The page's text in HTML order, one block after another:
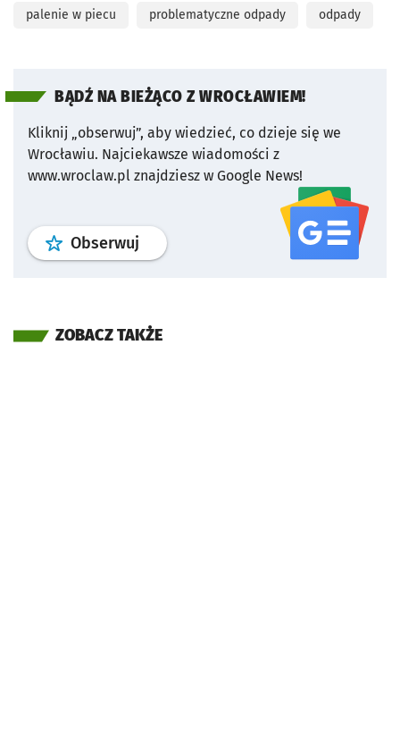
palenie w piecu problematyczne odpady odpady
BĄDŹ NA BIEŻĄCO Z WROCŁAWIEM!
Kliknij „obserwuj”, aby wiedzieć, co dzieje się we
Wrocławiu. Najciekawsze wiadomości z
www.wroclaw.pl znajdziesz w Google News!
Obserwuj profil serwisu
ZOBACZ TAKŻE